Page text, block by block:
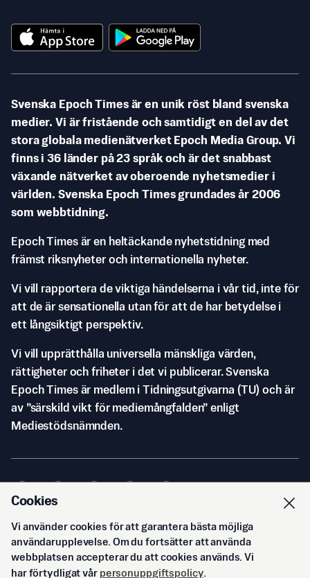
Svenska Epoch Times är en unik röst bland svenska
medier. Vi är fristående och samtidigt en del av det
stora globala medienätverket Epoch Media Group. Vi
finns i 36 länder på 23 språk och är det snabbast
växande nätverket av oberoende nyhetsmedier i
världen. Svenska Epoch Times grundades år 2006
som webbtidning.
Epoch Times är en heltäckande nyhetstidning med
främst riksnyheter och internationella nyheter.
Vi vill rapportera de viktiga händelserna i vår tid, inte för
att de är sensationella utan för att de har betydelse i
ett långsiktigt perspektiv.
Vi vill upprätthålla universella mänskliga värden,
rättigheter och friheter i det vi publicerar. Svenska
Epoch Times är medlem i Tidningsutgivarna (TU) och är
av ”särskild vikt för mediemångfalden” enligt
Mediestödsnämnden.
© Svenska Epoch Times AB2026
Cookies
Vi använder cookies för att garantera bästa möjliga
användarupplevelse. Om du fortsätter att använda
webbplatsen accepterar du att cookies används. Vi
har förtydligat vår personuppgiftspolicy.